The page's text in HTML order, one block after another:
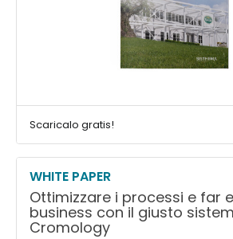
Scaricalo gratis!
WHITE PAPER
Ottimizzare i processi e far
business con il giusto
Cromology